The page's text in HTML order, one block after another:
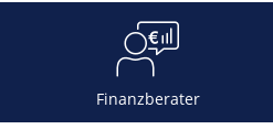
Finanzberater